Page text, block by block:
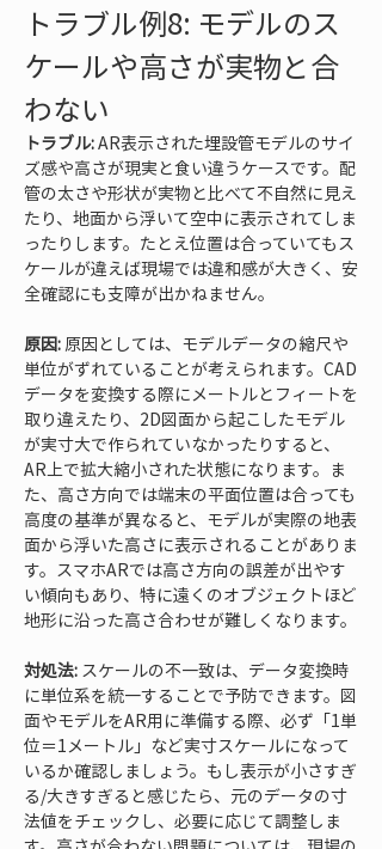
トラブル例8: モデルのス
ケールや高さが実物と合
わない
トラブル: AR表示された埋設管モデルのサイ
ズ感や高さが現実と食い違うケースです。配
管の太さや形状が実物と比べて不自然に見え
たり、地面から浮いて空中に表示されてしま
ったりします。たとえ位置は合っていてもス
ケールが違えば現場では違和感が大きく、安
全確認にも支障が出かねません。
原因: 原因としては、モデルデータの縮尺や
単位がずれていることが考えられます。CAD
データを変換する際にメートルとフィートを
取り違えたり、2D図面から起こしたモデル
が実寸大で作られていなかったりすると、
AR上で拡大縮小された状態になります。ま
た、高さ方向では端末の平面位置は合っても
高度の基準が異なると、モデルが実際の地表
面から浮いた高さに表示されることがありま
す。スマホARでは高さ方向の誤差が出やす
い傾向もあり、特に遠くのオブジェクトほど
地形に沿った高さ合わせが難しくなります。
対処法: スケールの不一致は、データ変換時
に単位系を統一することで予防できます。図
面やモデルをAR用に準備する際、必ず「1単
位＝1メートル」など実寸スケールになって
いるか確認しましょう。もし表示が小さすぎ
る/大きすぎると感じたら、元のデータの寸
法値をチェックし、必要に応じて調整しま